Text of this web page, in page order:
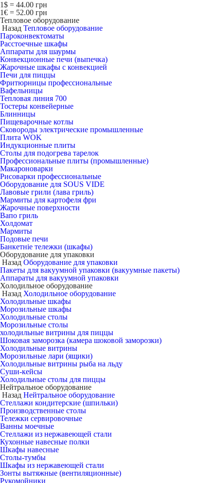
1$ = 44.00 грн
1€ = 52.00 грн
Тепловое оборудование
Назад Тепловое оборудование
Пароконвектоматы
Расcтоечные шкафы
Аппараты для шаурмы
Конвекционные печи (выпечка)
Жарочные шкафы с конвекцией
Печи для пиццы
Фритюрницы профессиональные
Вафельницы
Тепловая линия 700
Тостеры конвейерные
Блинницы
Пищеварочные котлы
Сковороды электрические промышленные
Плита WOK
Индукционные плиты
Столы для подогрева тарелок
Профессиональные плиты (промышленные)
Макароноварки
Рисоварки профессиональные
Оборудование для SOUS VIDE
Лавовые грили (лава гриль)
Мармиты для картофеля фри
Жарочные поверхности
Вапо гриль
Холдомат
Мармиты
Подовые печи
Банкетніе тележки (шкафы)
Оборудование для упаковки
Назад Оборудование для упаковки
Пакеты для вакуумной упаковки (вакуумные пакеты)
Аппараты для вакуумной упаковки
Холодильное оборудование
Назад Холодильное оборудование
Холодильные шкафы
Морозильные шкафы
Холодильные столы
Морозильные столы
холодильные витрины для пиццы
Шоковая заморозка (камера шоковой заморозки)
Холодильные витрины
Морозильные лари (ящики)
Холодильные витрины рыба на льду
Суши-кейсы
Холодильные столы для пиццы
Нейтральное оборудование
Назад Нейтральное оборудование
Стеллажи кондитерские (шпильки)
Производственные столы
Тележки сервировочные
Ванны моечные
Стеллажи из нержавеющей стали
Кухонные навесные полки
Шкафы навесные
Столы-тумбы
Шкафы из нержавеющей стали
Зонты вытяжные (вентиляционные)
Рукомойники